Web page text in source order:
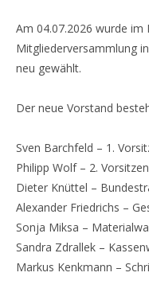
Am 04.07.2026 wurde im
Mitgliederversammlung
neu gewählt.
Der neue Vorstand
Sven Barchfeld – 1.
Philipp Wolf – 2.
Dieter Knüttel –
Alexander Friedrichs –
Sonja Miksa –
Sandra Zdrallek –
Markus Kenkmann –